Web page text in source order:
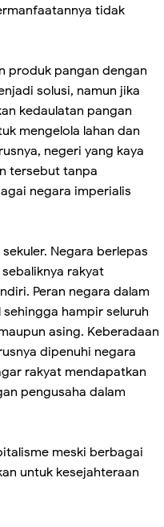
tidak
produk pangan dengan
solusi, namun jika
kedaulatan pangan
mengelola lahan dan
negeri yang kaya
tersebut tanpa
negara imperialis
Negara berlepas
rakyat
Peran negara dalam
hampir seluruh
asing. Keberadaan
dipenuhi negara
rakyat mendapatkan
pengusaha dalam
meski berbagai
untuk kesejahteraan